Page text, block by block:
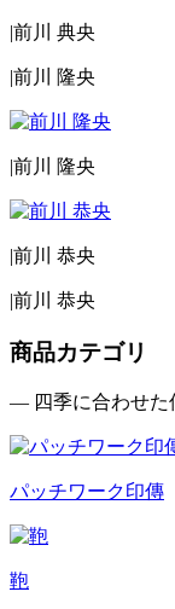
|前川 典央
|前川 隆央
|前川 隆央
|前川 恭央
|前川 恭央
商品カテゴリ
— 四季に合わせた
パッチワーク印傳
鞄